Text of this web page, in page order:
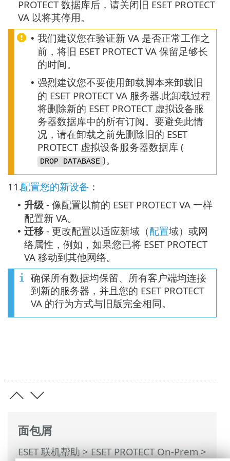
面包屑
ESET 联机帮助>ESET PROTECT On-Prem>
PROTECT 数据库后，请关闭旧 ESET PROTECT
VA 以将其停用。
• 我们建议您在验证新 VA 是否正常工作之
前，将旧 ESET PROTECT VA 保留足够长
的时间。
• 强烈建议您不要使用卸载脚本来卸载旧
的 ESET PROTECT VA 服务器.此卸载过程
将删除新的 ESET PROTECT 虚拟设备服
务器数据库中的所有订阅。要避免此情
况，请在卸载之前先删除旧的 ESET
PROTECT 虚拟设备服务器数据库 (
DROP DATABASE )。
11.配置您的新设备 ：
• 升级 - 像配置以前的 ESET PROTECT VA 一样
配置新 VA。
• 迁移 - 更改配置以适应新域（配置域）或网
络属性，例如，如果您已将 ESET PROTECT
VA 移动到其他网络。
确保所有数据均保留、所有客户端均连接
到新的服务器，并且您的 ESET PROTECT
VA 的行为方式与旧版完全相同。